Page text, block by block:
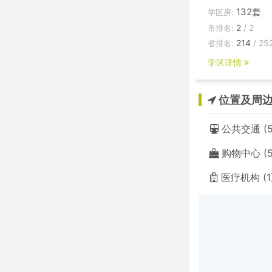
学区房: 132套
市排名: 2 / 2
省排名: 214 /
学区详情
位置及周边
公共交通
购物中心
医疗机构